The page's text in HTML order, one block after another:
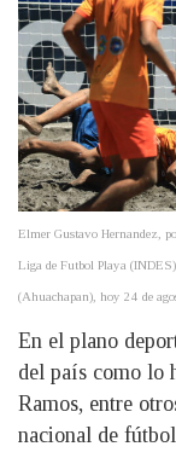
Elmer Gustavo Hernandez,
Liga de Futbol Playa
(Ahuachapan), hoy 24 de
En el plano
del país como lo
Ramos, entre
nacional de